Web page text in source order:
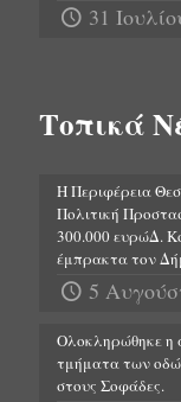
31
Τοπικά
Η Περιφέρεια
Πολιτική
300.000 ευρώΔ.
έμπρακτα τον
5
Ολοκληρώθηκε η
τμήματα των
στους Σοφάδες.